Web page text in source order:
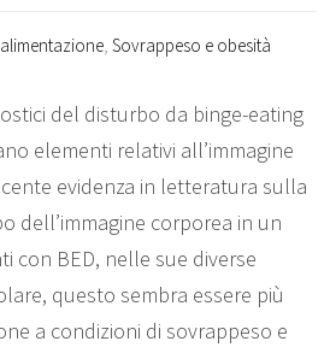
,Sovrappeso e obesità
del disturbo da binge-eating
elementi relativi all’immagine
evidenza in letteratura sulla
dell’immagine corporea in un
con BED, nelle sue diverse
questo sembra essere più
a condizioni di sovrappeso e